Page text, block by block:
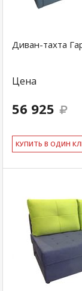
Диван-тахта
Цена
56 925
КУ­ПИТЬ В ОДИН